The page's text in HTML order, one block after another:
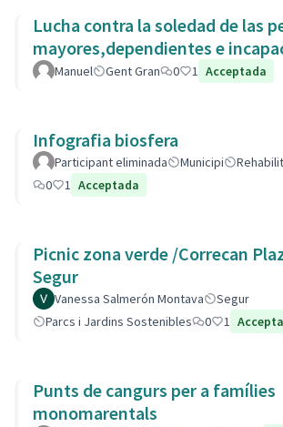
Lucha contra la soledad de las
mayores,dependientes e
Manuel Gent Gran 0 1 Acceptada
Infografia biosfera
Participant eliminada Municipi
0
1 Acceptada
Picnic zona verde /Correcan
Segur
Vanessa Salmerón Montava
Segur
Parcs i Jardins Sostenibles
0 1
Punts de cangurs per a famílies
monomarentals